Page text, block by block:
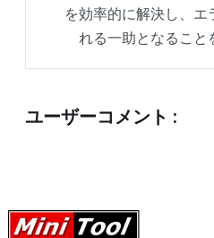
を効率的に解決し、エ
れる一助となること
ユーザーコメント :